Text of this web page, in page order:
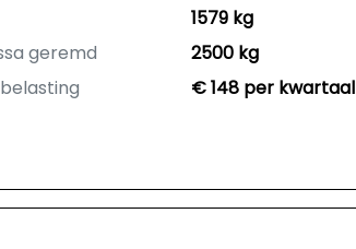
1579 kg
geremd
2500 kg
€ 148 per kwartaal